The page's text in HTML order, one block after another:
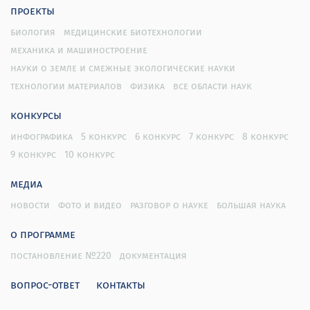
исследования. Промышленные партнеры
заинтересовались возможностью использования
полученных нами наносенсоров в выпускаемой ими
продукции. В частности, в терминалах,
распознавание образов.
Организационные и инфраструктурные
преобразования:
основой Центра квантовых оптических и спиновых
технологий в Федеральном исследовательском
академии наук» (ФИЦ КазНЦ РАН).
Образование и переподготовка кадров:
Сотрудники лаборатории разработали 2 новых курса
проекты
биология
медицинские биотехнологии
механика и машиностроение
науки о земле и смежные экологические науки
технологии материалов
физика все области наук
конкурсы
инфографика 5 конкурс 6 конкурс 7 конкурс
8 конкурс
9 конкурс
10 конкурс
медиа
новости фото и видео разговор о науке большая наука
о программе
постановление №220 документация
вопрос-ответ контакты